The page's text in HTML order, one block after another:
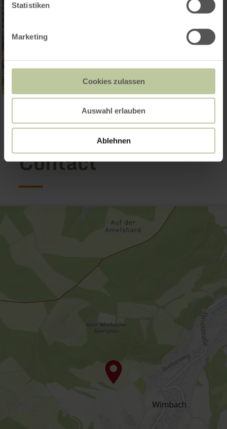
Statistiken
Marketing
Cookies zulassen
Auswahl erlauben
Ablehnen
Open gallery
Contact